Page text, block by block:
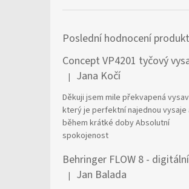
Poslední hodnocení
Hodnocení produktu je 5 z 5
| Jana Kočí
Děkuji jsem mile překvapená
který je perfektní najednou vysaje
během krátké doby Absolutní
spokojenost
Behringer FLOW 8 -
Hodnocení produktu je 5 z 5
| Jan Balada